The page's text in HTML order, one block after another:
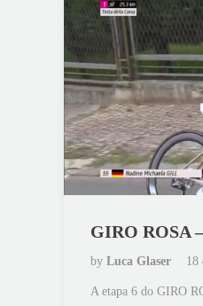
GIRO ROSA
by Luca Glaser 18
A etapa 6 do GIRO